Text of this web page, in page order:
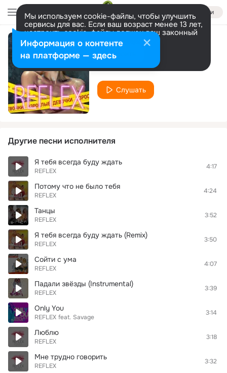
Войти
Мы используем cookie-файлы, чтобы улучшить
сервисы для вас. Если ваш возраст менее 13 лет,
настроить cookie-файлы должен ваш законный
представитель. Больше информации
Разрешить все Настроить
Солнце
REFLEX
Слушать
Другие песни исполнителя
Я тебя всегда буду ждать
REFLEX
4:17
Потому что не было тебя
REFLEX
4:24
Танцы
REFLEX
3:52
Я тебя всегда буду ждать (Remix)
REFLEX
3:50
Сойти с ума
REFLEX
4:07
Падали звёзды (Instrumental)
REFLEX
3:39
Only You
REFLEX feat. Savage
3:14
Люблю
REFLEX
3:18
Мне трудно говорить
REFLEX
3:32
Информация о контенте
на платформе — здесь